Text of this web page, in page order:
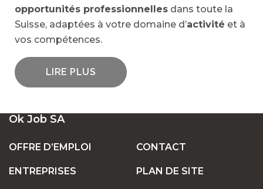
opportunités professionnelles dans toute la
Suisse, adaptées à votre domaine d’activité et à
vos compétences.
LIRE PLUS
UN LARGE ÉVENTAIL D'EMPLOIS VACANTS
EN SUISSE
POSTES FIXES OU TEMPORAIRES :
Ok Job SA
OFFRE D’EMPLOI
ENTREPRISES
CONTACT
PLAN DE SITE